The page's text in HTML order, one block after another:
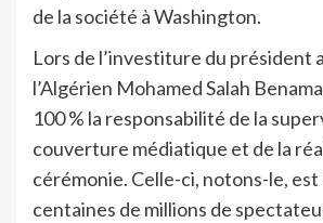
de la société à Washington.
Lors de l’investiture du président
l’Algérien Mohamed Salah
100 % la responsabilité de la
couverture médiatique et de la
cérémonie. Celle-ci, notons-le, est
centaines de millions de